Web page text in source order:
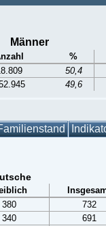
Männer
%
50,4
49,6
380
732
340
691